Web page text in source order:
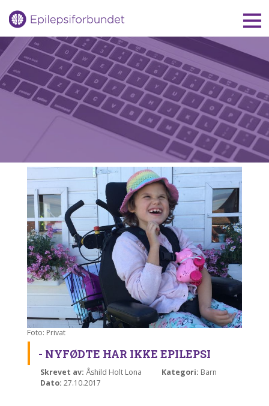
Gå
til
innholdet
Foto: Privat
- NYFØDTE HAR IKKE EPILEPSI
Skrevet av: Åshild Holt Lona Kategori: Barn
Dato: 27.10.2017